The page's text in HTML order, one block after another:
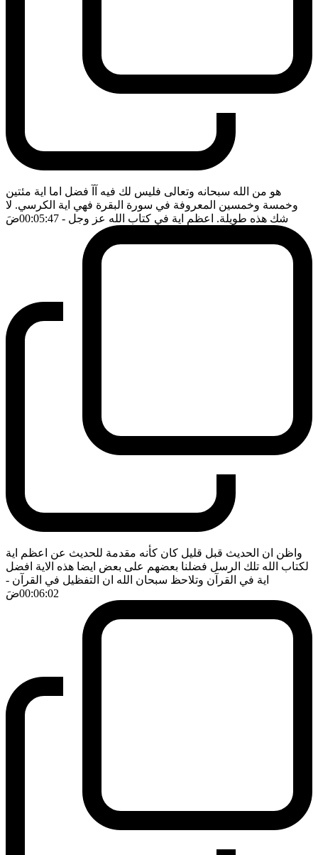
هو من الله سبحانه وتعالى فليس لك فيه آآ فضل اما اية مئتين
وخمسة وخمسين المعروفة في سورة البقرة فهي اية الكرسي. لا
شك هذه طويلة. اعظم اية في كتاب الله عز وجل - 00:05:47 ضَ
واظن ان الحديث قبل قليل كان كأنه مقدمة للحديث عن اعظم اية
لكتاب الله تلك الرسل فضلنا بعضهم على بعض ايضا هذه الاية افضل
اية في القرآن وتلاحظ سبحان الله ان التفظيل في القرآن -
00:06:02ضَ